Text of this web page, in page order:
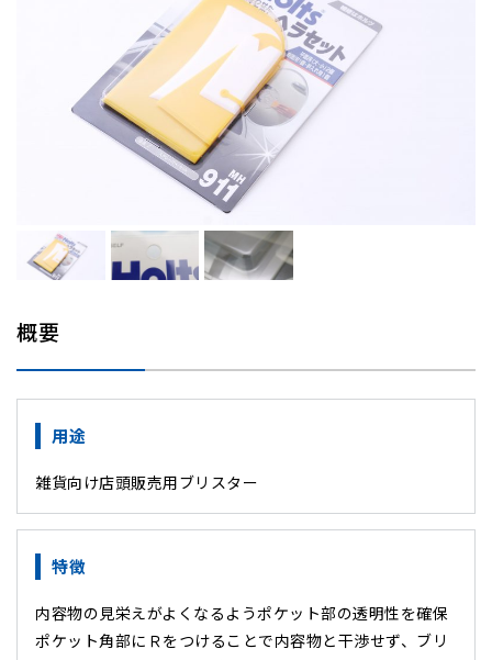
概要
用途
雑貨向け店頭販売用ブリスター
特徴
内容物の見栄えがよくなるようポケット部の透明性を確保
ポケット角部にＲをつけることで内容物と干渉せず、ブリ